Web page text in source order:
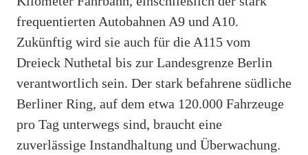
frequentierten Autobahnen A9 und A10.
Zukünftig wird sie auch für die A115 vom
Dreieck Nuthetal bis zur Landesgrenze Berlin
verantwortlich sein. Der stark befahrene südliche
Berliner Ring, auf dem etwa 120.000 Fahrzeuge
pro Tag unterwegs sind, braucht eine
zuverlässige Instandhaltung und Überwachung.